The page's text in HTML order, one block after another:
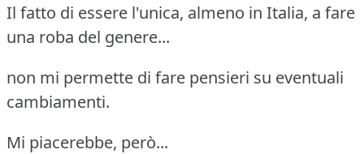
Il fatto di essere l'unica, almeno in Italia, a fare
una roba del genere...
non mi permette di fare pensieri su eventuali
cambiamenti.
Mi piacerebbe, però...